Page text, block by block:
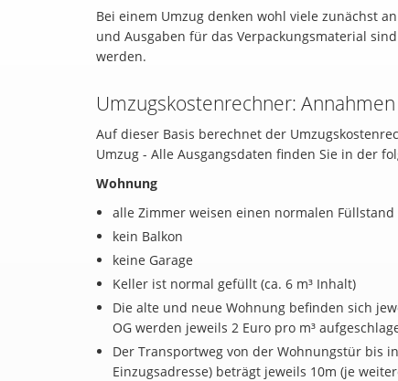
Bei einem Umzug denken wohl viele zunächst
und Ausgaben für das Verpackungsmaterial
werden.
Umzugskostenrechner: Annahmen
Auf dieser Basis berechnet der
Umzug - Alle Ausgangsdaten finden Sie in der
Wohnung
alle Zimmer weisen einen normalen
kein Balkon
keine Garage
Keller ist normal gefüllt (ca. 6 m³ Inhalt)
Die alte und neue Wohnung befinden sich
OG werden jeweils 2 Euro pro m³
Der Transportweg von der Wohnungstür bis
Einzugsadresse) beträgt jeweils 10m (je